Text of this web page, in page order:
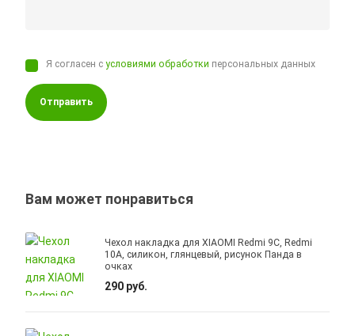
Я согласен сусловиями обработки персональных данных
Отправить
Вам может понравиться
Чехол накладка для XIAOMI Redmi 9C, Redmi
10A, силикон, глянцевый, рисунок Панда в
очках
290 руб.